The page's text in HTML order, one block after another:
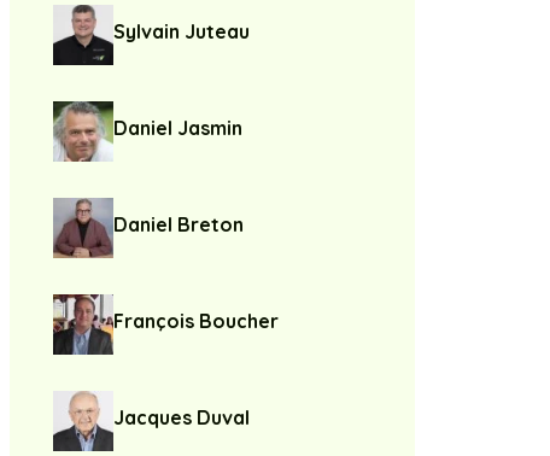
Sylvain Juteau
Daniel Jasmin
Daniel Breton
François Boucher
Jacques Duval